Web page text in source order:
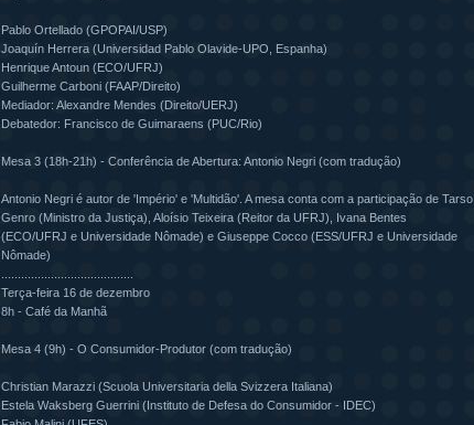
Pablo Ortellado (GPOPAI/USP)
Joaquín Herrera (Universidad Pablo Olavide-UPO, Espanha)
Henrique Antoun (ECO/UFRJ)
Guilherme Carboni (FAAP/Direito)
Mediador: Alexandre Mendes (Direito/UERJ)
Debatedor: Francisco de Guimaraens (PUC/Rio)
Mesa 3 (18h-21h) - Conferência de Abertura: Antonio Negri (com tradução)
Antonio Negri é autor de 'Império' e 'Multidão'. A mesa conta com a participação de Tarso
Genro (Ministro da Justiça), Aloísio Teixeira (Reitor da UFRJ), Ivana Bentes
(ECO/UFRJ e Universidade Nômade) e Giuseppe Cocco (ESS/UFRJ e Universidade
Nômade)
Terça-feira 16 de dezembro
8h - Café da Manhã
Mesa 4 (9h) - O Consumidor-Produtor (com tradução)
Christian Marazzi (Scuola Universitaria della Svizzera Italiana)
Estela Waksberg Guerrini (Instituto de Defesa do Consumidor - IDEC)